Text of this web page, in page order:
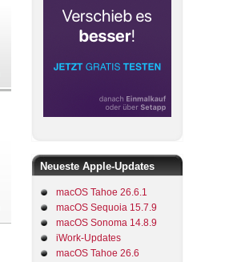
Neueste Apple-Updates
macOS Tahoe 26.6.1
macOS Sequoia 15.7.9
macOS Sonoma 14.8.9
iWork-Updates
macOS Tahoe 26.6